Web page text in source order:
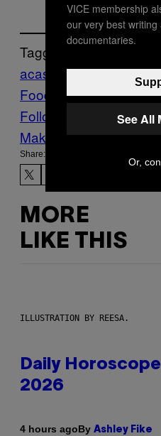
Tagged:
acasa
bacterii
Food
igiena
Follow Us On Discover
Make Us Preferred In
Share:
MORE
LIKE THIS
ILLUSTRATION BY REESA.
Daily
2026
4 hours agoBy Ashley Fike
VICE membership
our very best
documentaries.
See All
Or,